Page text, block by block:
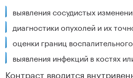
выявления сосудистых
диагностики опухолей и их
оценки границ
выявления инфекций в костях
Контраст вводится